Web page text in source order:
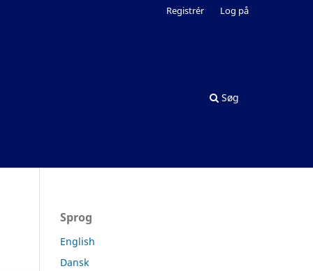
Søg
Registrér Log på
Sprog
English
Dansk